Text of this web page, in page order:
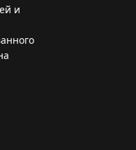
и